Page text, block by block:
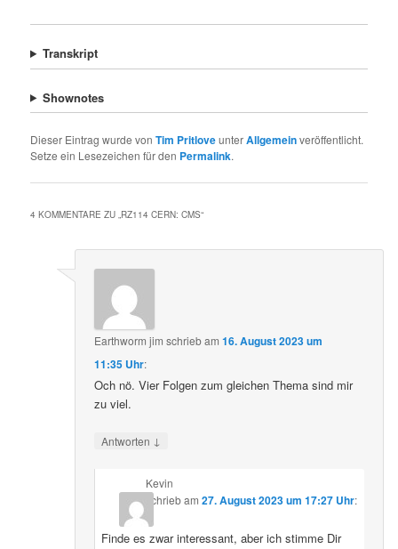
Transkript
Shownotes
Dieser Eintrag wurde vonTim PritloveunterAllgemeinveröffentlicht.
Setze ein Lesezeichen für den Permalink.
4 KOMMENTARE ZU „ RZ114 CERN: CMS“
Earthworm jim schriebam16. August 2023 um
11:35 Uhr:
Och nö. Vier Folgen zum gleichen Thema sind mir
zu viel.
Antworten ↓
Kevin
schriebam 27. August 2023 um 17:27 Uhr:
Finde es zwar interessant, aber ich stimme Dir